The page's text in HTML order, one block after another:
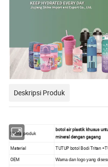
Deskripsi Produk
Nama produk
botol air plastik khusus
mineral dengan gagang
Material
TUTUP botol Bodi Tritan
OEM
Warna dan logo yang